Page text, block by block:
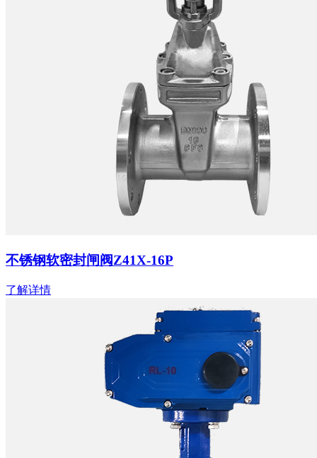
不锈钢软密封闸阀Z41X-16P
了解详情